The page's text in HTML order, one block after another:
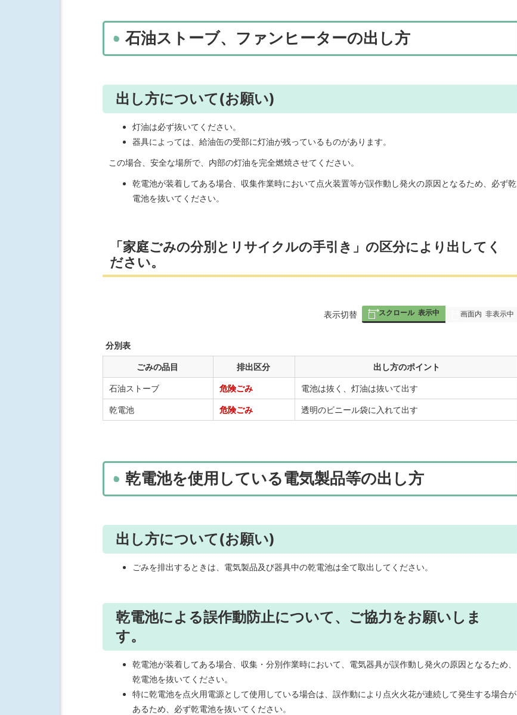
石油ストーブ、ファンヒーターの出し方
出し方について(お願い)
灯油は必ず抜いてください。
器具によっては、給油缶の受部に灯油が残っているものがあります。
この場合、安全な場所で、内部の灯油を完全燃焼させてください。
乾電池が装着してある場合、収集作業時において点火装置等が誤作動し発火の原因となるため、必ず乾
電池を抜いてください。
「家庭ごみの分別とリサイクルの手引き」の区分により出してく
ださい。
表
表示切替 スクロール 表示中 画面内 非表示中
分別表
ごみの品目 排出区分 出し方のポイント
石油ストーブ 危険ごみ 電池は抜く、灯油は抜いて出す
乾電池 危険ごみ 透明のビニール袋に入れて出す
乾電池を使用している電気製品等の出し方
出し方について(お願い)
ごみを排出するときは、電気製品及び器具中の乾電池は全て取出してください。
乾電池による誤作動防止について、ご協力をお願いしま
す。
乾電池が装着してある場合、収集・分別作業時において、電気器具が誤作動し発火の原因となるため、
乾電池を抜いてください。
特に乾電池を点火用電源として使用している場合は、誤作動により点火火花が連続して発生する場合が
あるため、必ず乾電池を抜いてください。